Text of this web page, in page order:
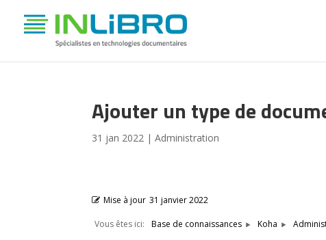
Ajouter un type de
31 jan 2022 |Administration
Mise à jour 31 janvier 2022
Vous êtes ici: Base de connaissances Koha